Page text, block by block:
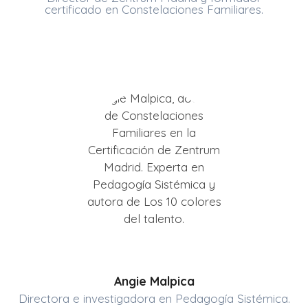
certificado en Constelaciones Familiares.
Angie Malpica
Directora e investigadora en Pedagogía Sistémica.